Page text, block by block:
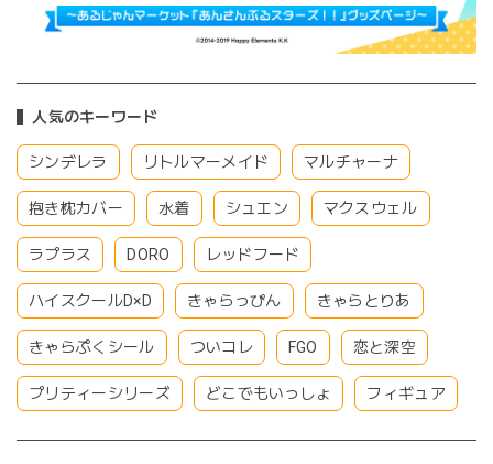
人気のキーワード
シンデレラ リトルマーメイド マルチャーナ
抱き枕カバー 水着 シュエン マクスウェル
ラプラス DORO レッドフード
ハイスクールD×D きゃらっぴん きゃらとりあ
きゃらぷくシール ついコレ FGO 恋と深空
プリティーシリーズ どこでもいっしょ フィギュア